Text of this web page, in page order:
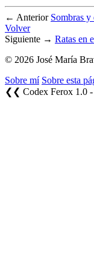
← Anterior Sombras y
Volver
Siguiente → Ratas en
© 2026 José María
Sobre mí Sobre esta
❮❮ Codex Ferox 1.0